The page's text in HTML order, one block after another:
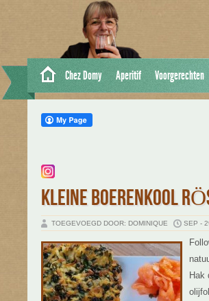
Chez Domy Aperitif Voorgerechten
KLEINE BOERENKOOL
TOEGEVOEGD DOOR: DOMINIQUE SEP -
Hak